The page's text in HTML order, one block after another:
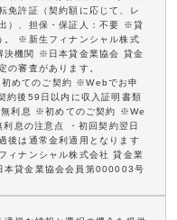
免許証（契約額に応じて、レ
）、担保・保証人：不要 ※貸
。 ※新生フィナンシャル株式
決機関 ※日本貸金業協会 貸金
審査があります。
めてのご契約 ※Webでお申
約後59日以内に収入証明書類
無利息 ※初めてのご契約 ※We
息の注意点 ・初回契約翌日
後は通常金利適用となります
ィナンシャル株式会社 貸金業
貸金業協会会員第000003号